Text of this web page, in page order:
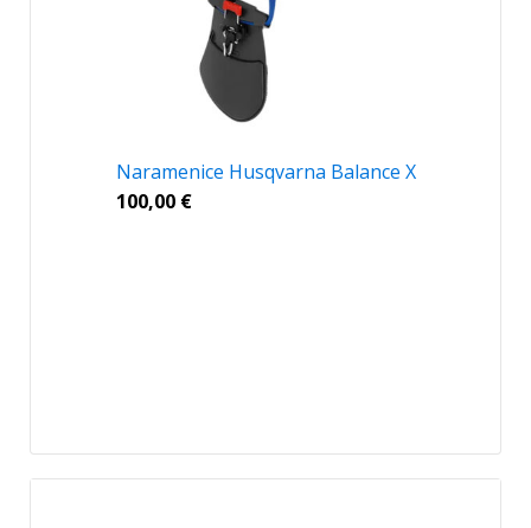
Naramenice Husqvarna Balance X
100,00 €